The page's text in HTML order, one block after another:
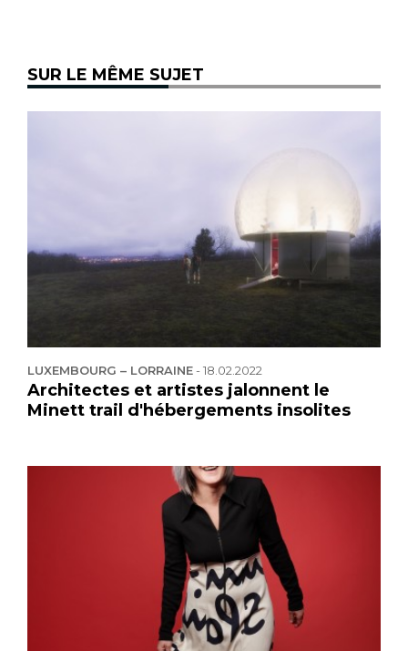
SUR LE MÊME SUJET
LUXEMBOURG – LORRAINE-18.02.2022
Architectes et artistes jalonnent le
Minett trail d'hébergements insolites